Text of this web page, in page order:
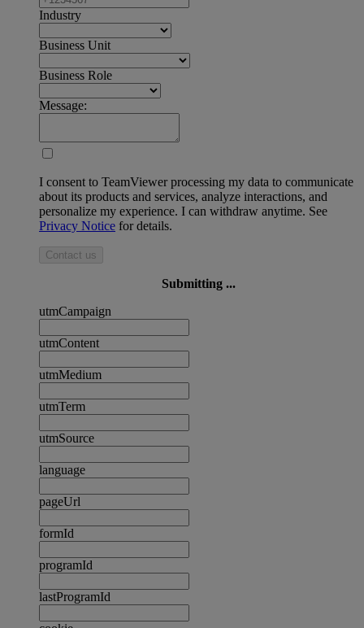
Industry
Business Unit
Business Role
Message:
I consent to TeamViewer processing my data to communicate
about its products and services, analyze interactions, and
personalize my experience. I can withdraw anytime. See
Privacy Notice for details.
Contact us
Submitting ...
utmCampaign
utmContent
utmMedium
utmTerm
utmSource
language
pageUrl
formId
programId
lastProgramId